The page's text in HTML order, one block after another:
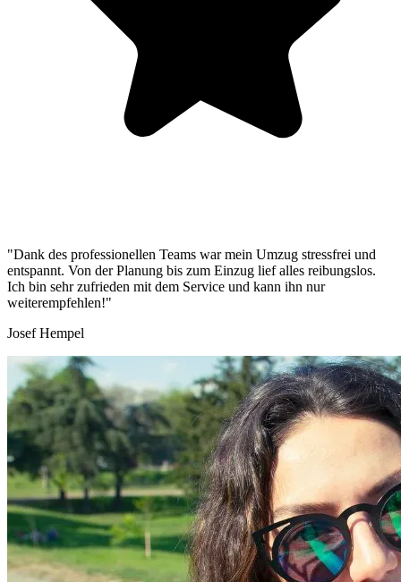
"Dank des professionellen Teams war mein Umzug stressfrei und
entspannt. Von der Planung bis zum Einzug lief alles reibungslos.
Ich bin sehr zufrieden mit dem Service und kann ihn nur
weiterempfehlen!"
Josef Hempel